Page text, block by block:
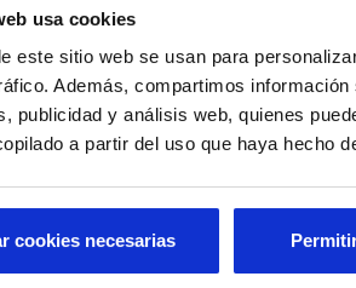
usa cookies
este sitio web se usan para
Además, compartimos
publicidad y análisis web, quienes
a partir del uso que haya hecho
cookies necesarias
la région. Outre son siège principal,
dans différentes villes :
les patients peuvent accéder à des
médicales, ainsi qu'à des
des analyses cliniques.
et de sa modernisation, Sanatorio
pour l'installation de différents
Ces portes automatiques,
car elles minimisent le contact